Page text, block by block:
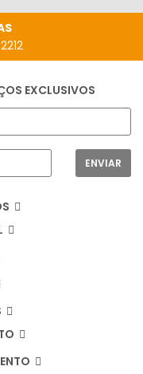
EXCLUSIVOS